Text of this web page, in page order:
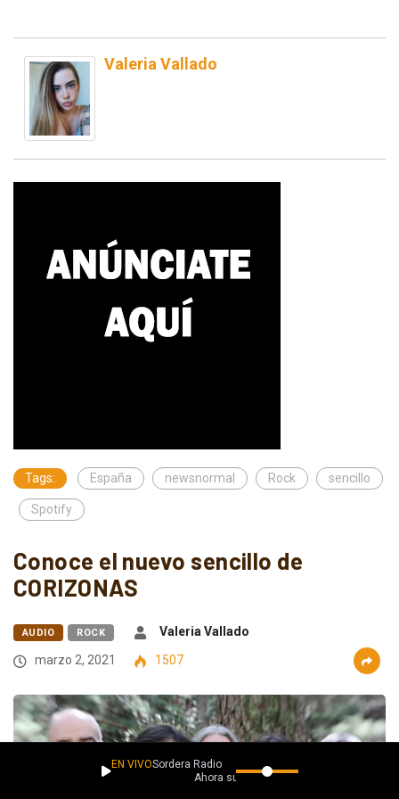
Valeria Vallado
Tags: España newsnormal Rock sencillo
Spotify
Conoce el nuevo sencillo de
CORIZONAS
AUDIO ROCK
Valeria Vallado
marzo 2, 2021
1507
EN VIVOSordera Radio
Ahora suena